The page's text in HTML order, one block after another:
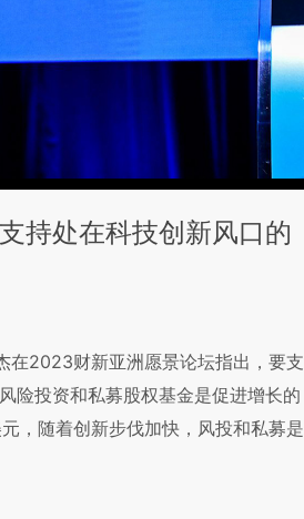
持处在科技创新风口的
在2023财新亚洲愿景论坛指出，要支
险投资和私募股权基金是促进增长的
，随着创新步伐加快，风投和私募是